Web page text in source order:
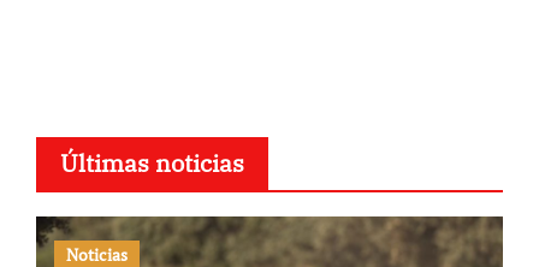
Últimas noticias
Noticias